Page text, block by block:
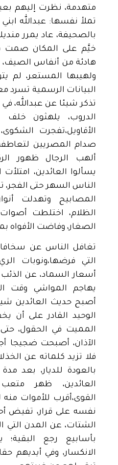
متهدمة، نظرت إليهم
تملأ نفسها: عبدالله
بالصحيفة، عاد يمرر
خيَّم على المكان صمت
هادئة من أنفاس
ولهيبها المستعر، لم
البيانات الرسمية تسرد
تذكر شيئا عن عبدالله،
الدروب، يلهثون
الأقاويل،تفجرت
صدام المصريين
ألهب الرجال ظهور
يسألوا العائدين،
الناس السهر حتى
المصابيح وتهدلت
الظلام، اختلطت أصوات
الصغار، وفاضت الأفواه
تغافل الناس عن
التي فرضها،ونوبات
أسعار السماد، عن الذئب
يهاجم المواشي وقت
أصبح حديث العائدين
الوحيد القادر على أن
المميت في الحقول،
الآذان، أصبحت ضجيجا
فلا تزيد كلماته عن
بالعودة للديار، بعد
العائدين، ظهر
القوى،أقرب للأموات منه
نفسه على قرار، تفيض
الشتات، عن المدن التي
بأسابيع رجع
الانكسار، وفي أيديهم